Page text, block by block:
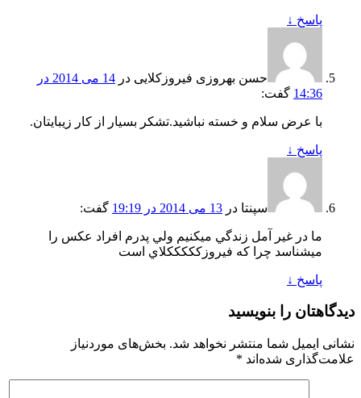
پاسخ ↓
حسن بهروزی فیروزکلایی در
14 می 2014 در
14:36 گفت:
با عرض سلام و خسته نباشید.تشکر بسیار از کار زیبایتان.
پاسخ ↓
سپنتا در 13 می 2014 در 19:19 گفت:
ما در غير آمل زندگي ميكنيم ولي پدرم افراد عكس را
ميشناسد چرا كه فيروزكككككلاي است
پاسخ ↓
دیدگاهتان را بنویسید
نشانی ایمیل شما منتشر نخواهد شد. بخش‌های موردنیاز
علامت‌گذاری شده‌اند *